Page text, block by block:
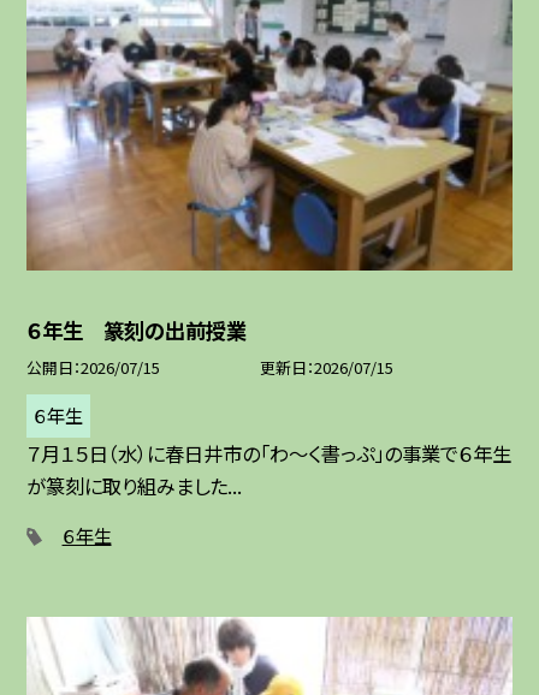
６年生 篆刻の出前授業
公開日 2026/07/15 更新日 2026/07/15
６年生
７月１５日（水）に春日井市の「わ～く書っぷ」の事業で６年生
が篆刻に取り組みました...
６年生